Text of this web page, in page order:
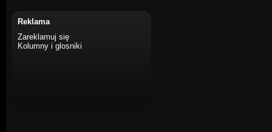
Reklama
Zareklamuj się
Kolumny i glosniki